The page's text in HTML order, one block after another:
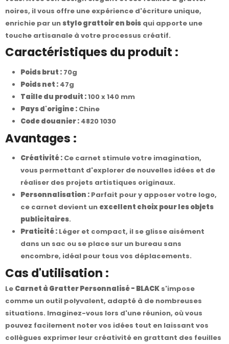
noires, il vous offre une expérience d'écriture unique,
enrichie par unstylo grattoir en bois qui apporte une
touche artisanale à votre processus créatif.
Caractéristiques du produit :
Poids brut : 70g
Poids net : 47g
Taille du produit :100 x 140 mm
Pays d'origine : Chine
Code douanier : 4820 1030
Avantages :
Créativité : Ce carnet stimule votre imagination,
vous permettant d'explorer de nouvelles idées et de
réaliser des projets artistiques originaux.
Personnalisation : Parfait pour y apposer votre logo,
ce carnet devient un excellent choix pour les objets
publicitaires.
Praticité : Léger et compact, il se glisse aisément
dans un sac ou se place sur un bureau sans
encombre, idéal pour tous vos déplacements.
Cas d'utilisation :
Le Carnet à Gratter Personnalisé - BLACK s'impose
comme un outil polyvalent, adapté à de nombreuses
situations. Imaginez-vous lors d'une réunion, où vous
pouvez facilement noter vos idées tout en laissant vos
collègues exprimer leur créativité en grattant des feuilles